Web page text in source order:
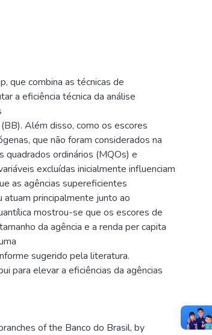
que combina as técnicas de
a eficiência técnica da análise
Além disso, como os escores
que não foram considerados na
ordinários (MQOs) e
excluídas inicialmente influenciam
as agências supereficientes
principalmente junto ao
mostrou-se que os escores de
da agência e a renda per capita
sugerido pela literatura.
para elevar a eficiências da agências
of the Banco do Brasil, by